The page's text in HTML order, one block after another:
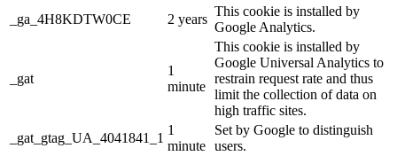
_ga_4H8KDTW0CE
2 years
This cookie is installed by
Google Analytics.
_gat
1
minute
This cookie is installed by
Google Universal Analytics to
restrain request rate and thus
limit the collection of data on
high traffic sites.
_gat_gtag_UA_4041841_1
1
minute
Set by Google to distinguish
users.